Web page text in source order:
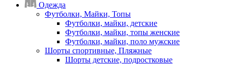
Одежда
Футболки, Майки, Топы
Футболки, майки, детские
Футболки, майки, топы женские
Футболки, майки, поло мужские
Шорты спортивные, Пляжные
Шорты детские, подростковые